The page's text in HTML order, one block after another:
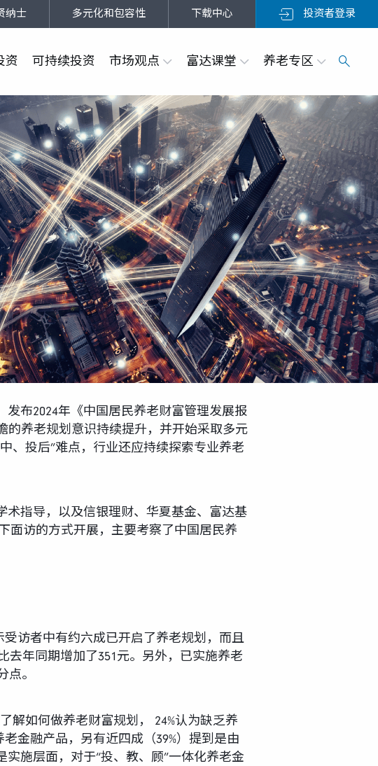
纳士 多元化和包容性 下载中心 投资者登录
资 可持续投资 市场观点 富达课堂 养老专区
布2024年《中国居民养老财富管理发展报
的养老规划意识持续提升，并开始采取多元
、投后”难点，行业还应持续探索专业养老
指导，以及信银理财、华夏基金、富达基
面访的方式开展，主要考察了中国居民养
访者中有约六成已开启了养老规划，而且
去年同期增加了351元。另外，已实施养老
。
解如何做养老财富规划， 24%认为缺乏养
金融产品，另有近四成（39%）提到是由
施层面，对于“投、教、顾”一体化养老金